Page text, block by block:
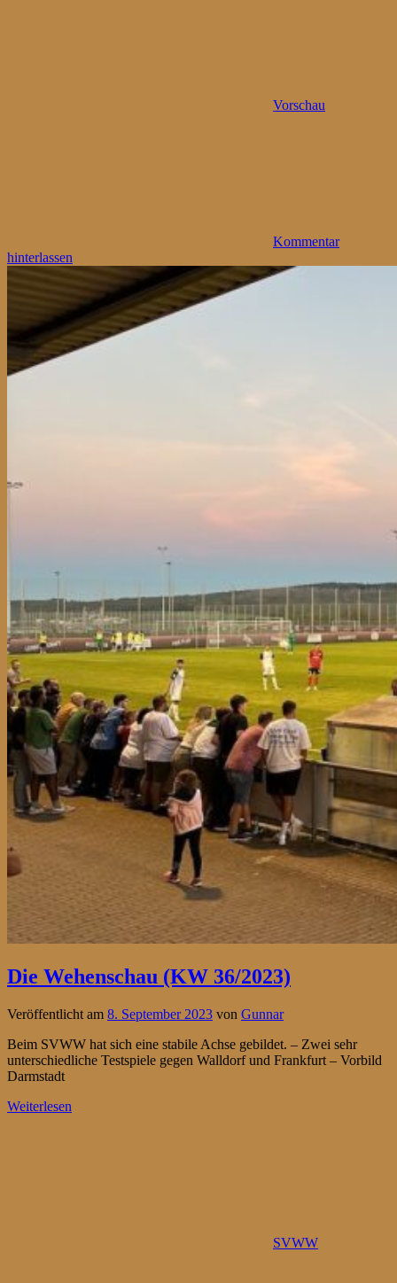
Vorschau
Kommentar
hinterlassen
Die Wehenschau (KW 36/2023)
Veröffentlicht am 8. September 2023 von Gunnar
Beim SVWW hat sich eine stabile Achse gebildet. – Zwei sehr
unterschiedliche Testspiele gegen Walldorf und Frankfurt – Vorbild
Darmstadt
Weiterlesen
SVWW